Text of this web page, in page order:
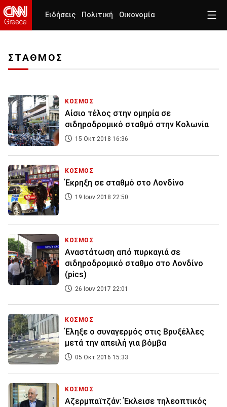
Ειδήσεις Πολιτική Οικονομία
ΣΤΑΘΜΟΣ
ΚΟΣΜΟΣ
Αίσιο τέλος στην ομηρία σε
σιδηροδρομικό σταθμό στην Κολωνία
15 Οκτ 2018 16:36
ΚΟΣΜΟΣ
Έκρηξη σε σταθμό στο Λονδίνο
19 Ιουν 2018 22:50
ΚΟΣΜΟΣ
Αναστάτωση από πυρκαγιά σε
σιδηροδρομικό σταθμο στο Λονδίνο
(pics)
26 Ιουν 2017 22:01
ΚΟΣΜΟΣ
Έληξε ο συναγερμός στις Βρυξέλλες
μετά την απειλή για βόμβα
05 Οκτ 2016 15:33
ΚΟΣΜΟΣ
Αζερμπαϊτζάν: Έκλεισε τηλεοπτικός